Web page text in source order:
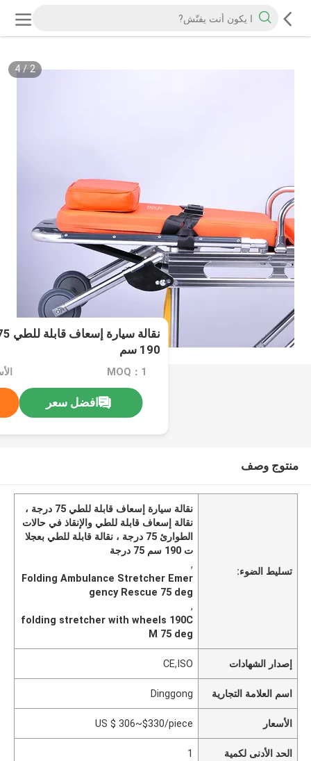
2
/
4
190 سم
MOQ：1
افضل سعر
منتوج وصف
تسليط الضوء:
نقالة سيارة إسعاف قابلة للطي 75 درجة ،
نقالة إسعاف قابلة للطي والإنقاذ في حالات
الطوارئ 75 درجة ، نقالة قابلة للطي بعجلا
ت 190 سم 75 درجة
,
Folding Ambulance Stretcher Emer
gency Rescue 75 deg
,
folding stretcher with wheels 190C
M 75 deg
إصدار الشهادات CE,ISO
اسم العلامة التجارية Dinggong
الأسعار US $ 306~$330/piece
الحد الأدنى لكمية 1